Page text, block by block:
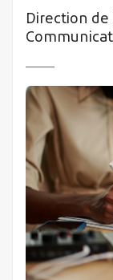
Direction